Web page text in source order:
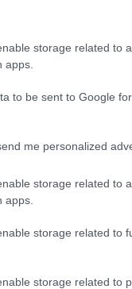
storage related to
apps.
to be sent to Google
me personalized
storage related to
apps.
storage related to
storage related to